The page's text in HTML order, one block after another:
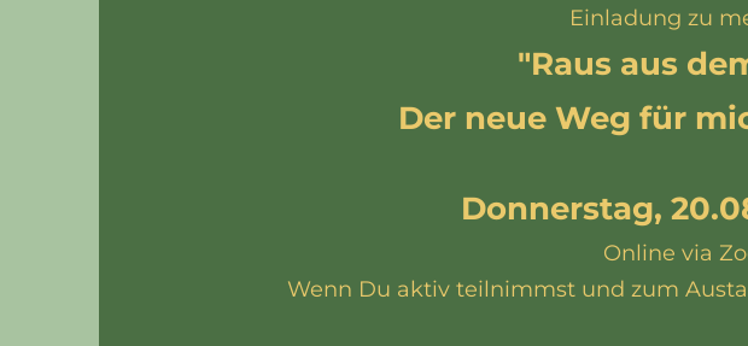
Einladung zu
"Raus aus
Der neue Weg für
Donnerstag,
Online via
Wenn Du aktiv teilnimmst und zum